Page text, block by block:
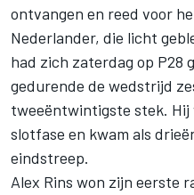
ontvangen en reed voor
Nederlander, die licht
had zich zaterdag op P28
gedurende de wedstrijd
tweeëntwintigste stek. Hij
slotfase en kwam als
eindstreep.
Alex Rins won zijn eerste